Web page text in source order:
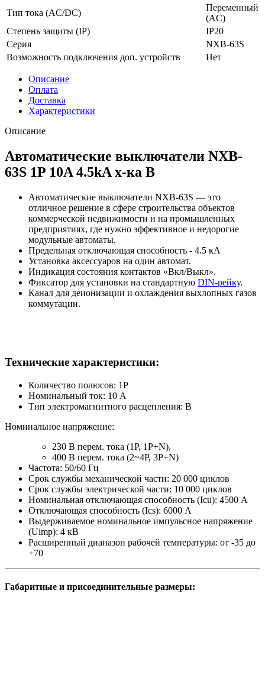
Тип тока (AC/DC)
Переменный
(AC)
Степень защиты (IP)
IP20
Серия
NXB-63S
Возможность подключения доп. устройств
Нет
Описание
Оплата
Доставка
Характеристики
Описание
Автоматические выключатели NXB-
63S 1P 10A 4.5kA х-ка B
Автоматические выключатели NXB-63S — это
отличное решение в сфере строительства объектов
коммерческой недвижимости и на промышленных
предприятиях, где нужно эффективное и недорогие
модульные автоматы.
Предельная отключающая способность - 4.5 кА
Установка аксессуаров на один автомат.
Индикация состояния контактов «Вкл/Выкл».
Фиксатор для установки на стандартную DIN-рейку.
Канал для деионизации и охлаждения выхлопных газов
коммутации.
Технические характеристики:
Количество полюсов: 1P
Номинальный ток: 10 A
Тип электромагнитного расцепления: B
Номинальное напряжение:
230 В перем. тока (1P, 1P+N),
400 В перем. тока (2~4P, 3P+N)
Частота: 50/60 Гц
Срок службы механической части: 20 000 циклов
Срок службы электрической части: 10 000 циклов
Номинальная отключающая способность (Icu): 4500 А
Отключающая способность (Ics): 6000 A
Выдерживаемое номинальное импульсное напряжение
(Uimp): 4 кВ
Расширенный диапазон рабочей температуры: от -35 до
+70
Габаритные и присоединительные размеры: